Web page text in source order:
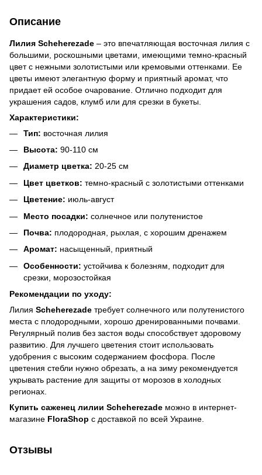
Описание
Лилия Scheherezade – это впечатляющая восточная лилия с
большими, роскошными цветами, имеющими темно-красный
цвет с нежными золотистыми или кремовыми оттенками. Ее
цветы имеют элегантную форму и приятный аромат, что
придает ей особое очарование. Отлично подходит для
украшения садов, клумб или для срезки в букеты.
Характеристики:
Тип: восточная лилия
Высота: 90-110 см
Диаметр цветка: 20-25 см
Цвет цветков: темно-красный с золотистыми оттенками
Цветение: июль-август
Место посадки: солнечное или полутенистое
Почва: плодородная, рыхлая, с хорошим дренажем
Аромат: насыщенный, приятный
Особенности: устойчива к болезням, подходит для
срезки, морозостойкая
Рекомендации по уходу:
Лилия Scheherezade требует солнечного или полутенистого
места с плодородными, хорошо дренированными почвами.
Регулярный полив без застоя воды способствует здоровому
развитию. Для лучшего цветения стоит использовать
удобрения с высоким содержанием фосфора. После
цветения стебли нужно обрезать, а на зиму рекомендуется
укрывать растение для защиты от морозов в холодных
регионах.
Купить саженец лилии Scheherezade можно в интернет-
магазине FloraShop с доставкой по всей Украине.
Отзывы